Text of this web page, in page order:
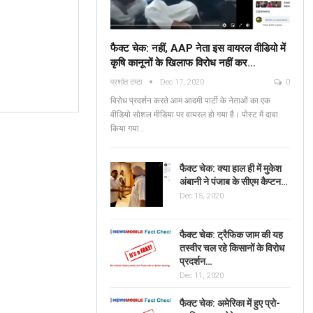
फैक्ट चेक: नहीं, AAP नेता इस वायरल वीडियो में
कृषि कानूनों के खिलाफ विरोध नहीं कर…
प्रशांत टम्टा Dec 17, 2020 0
विरोध प्रदर्शन करते आम आदमी पार्टी के नेताओं का एक
वीडियो सोशल मीडिया पर वायरल हो गया है। पोस्ट में दावा
किया गया…
फैक्ट चेक: क्या हाल ही में मुकेश
अंबानी ने पंजाब के सीएम कैप्टन…
Dec 15, 2020
फैक्ट चेक: ट्रैफिक जाम की यह
तस्वीर चल रहे किसानों के विरोध
प्रदर्शन…
Dec 11, 2020
फैक्ट चेक: अमेरिका में हुए प्रो-
Fact Check: No, AAP
Leaders Are NOT
Protesting Against Farm
Laws In The Viral…
ব্যঙ্গাত্মক ভিডিওটি